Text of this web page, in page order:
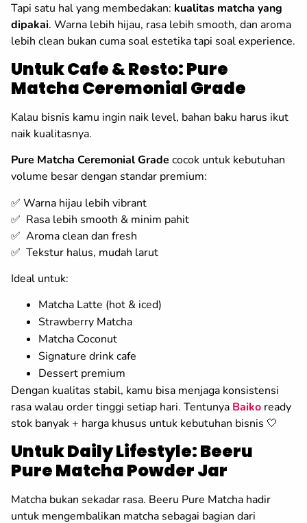
Tapi satu hal yang membedakan: kualitas matcha yang
dipakai. Warna lebih hijau, rasa lebih smooth, dan aroma
lebih clean bukan cuma soal estetika tapi soal experience.
Untuk Cafe & Resto: Pure
Matcha Ceremonial Grade
Kalau bisnis kamu ingin naik level, bahan baku harus ikut
naik kualitasnya.
Pure Matcha Ceremonial Grade cocok untuk kebutuhan
volume besar dengan standar premium:
✅ Warna hijau lebih vibrant
✅ Rasa lebih smooth & minim pahit
✅ Aroma clean dan fresh
✅ Tekstur halus, mudah larut
Ideal untuk:
Matcha Latte (hot & iced)
Strawberry Matcha
Matcha Coconut
Signature drink cafe
Dessert premium
Dengan kualitas stabil, kamu bisa menjaga konsistensi
rasa walau order tinggi setiap hari. Tentunya Baiko ready
stok banyak + harga khusus untuk kebutuhan bisnis 🤍
Untuk Daily Lifestyle: Beeru
Pure Matcha Powder Jar
Matcha bukan sekadar rasa. Beeru Pure Matcha hadir
untuk mengembalikan matcha sebagai bagian dari